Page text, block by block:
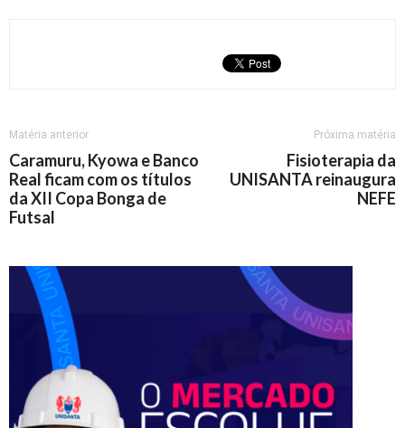
Matéria anterior
Caramuru, Kyowa e Banco
Real ficam com os títulos
da XII Copa Bonga de
Futsal
Próxima matéria
Fisioterapia da
UNISANTA reinaugura
NEFE